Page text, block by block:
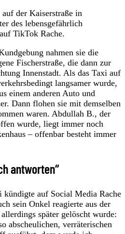
auf der Kaiserstraße in
des lebensgefährlich
TikTok Rache.
nahmen sie die
Fischerstraße, die dann zur
Innenstadt. Als das Taxi auf
langsamer wurde,
einem anderen Auto und
Dann flohen sie mit demselben
waren. Abdullah B., der
wurde, liegt immer noch
– offenbar besteht immer
antworten“
kündigte auf Social Media Rache
sein Onkel reagierte aus der
später gelöscht wurde:
abscheulichen, verräterischen